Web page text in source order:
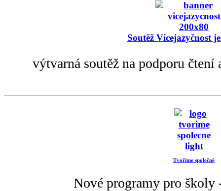
Soutěž Vícejazyčnost
výtvarná soutěž na podporu
Tvoříme společně
Nové programy pro